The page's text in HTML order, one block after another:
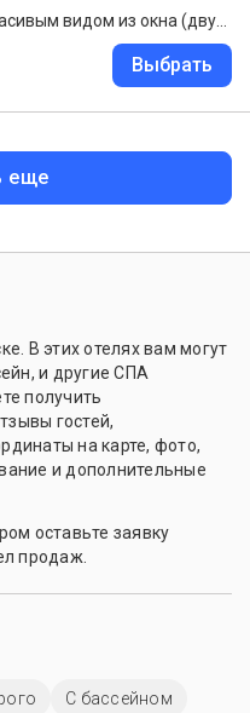
Двухместная студия Superior с красивым видом из окна (двуспальная кровать)
Выбрать
еще
В этих отелях вам могут
и другие СПА
получить
гостей,
на карте, фото,
и дополнительные
оставьте заявку
продаж.
C бассейном